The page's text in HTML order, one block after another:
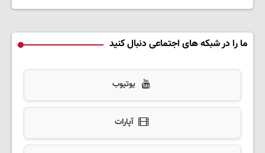
ما را در شبکه های اجتماعی دنبال کنید
یوتیوب
آپارات